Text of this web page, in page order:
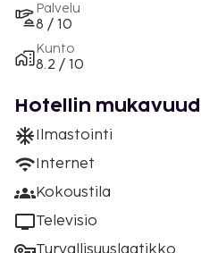
Palvelu
8 / 10
Kunto
8.2 / 10
Hotellin
Ilmastointi
Internet
Kokoustila
Televisio